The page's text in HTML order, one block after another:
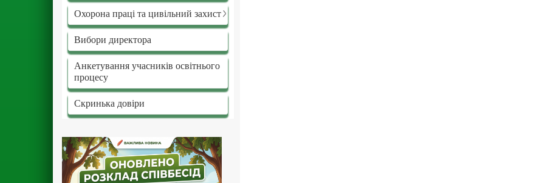
Охорона праці та цивільний захист
Вибори директора
Анкетування учасників освітнього
процесу
Скринька довіри